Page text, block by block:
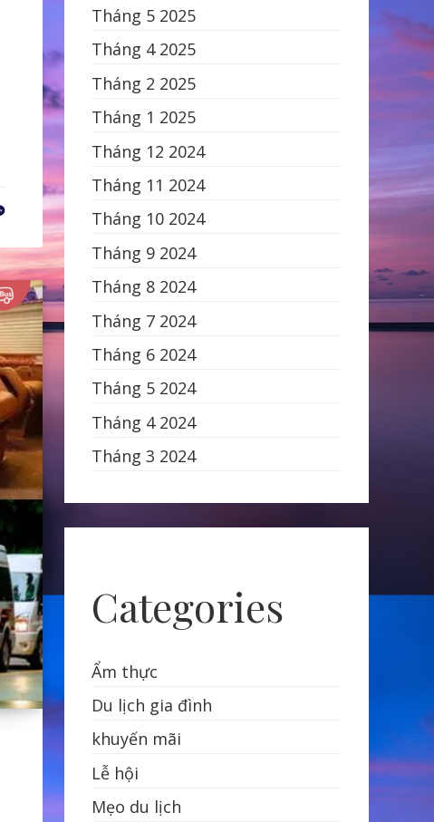
Tháng 5 2025
Tháng 4 2025
Tháng 2 2025
Tháng 1 2025
Tháng 12 2024
Tháng 11 2024
Tháng 10 2024
Tháng 9 2024
Tháng 8 2024
Tháng 7 2024
Tháng 6 2024
Tháng 5 2024
Tháng 4 2024
Tháng 3 2024
Categories
Ẩm thực
Du lịch gia đình
khuyến mãi
Lễ hội
Mẹo du lịch